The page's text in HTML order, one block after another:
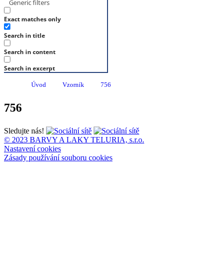
Generic filters
Exact matches only
Search in title
Search in content
Search in excerpt
Úvod Vzorník 756
756
Sledujte nás!
© 2023 BARVY A LAKY TELURIA, s.r.o.
Nastavení cookies
Zásady používání souboru cookies